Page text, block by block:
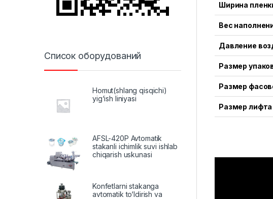
Ширина
Вес
Давление
Размер
Размер
Размер лифта
Список оборудований
Homut(shlang qisqichi)
yig‘ish liniyasi
AFSL-420P Avtomatik
stakanli ichimlik suvi ishlab
chiqarish uskunasi
Konfetlarni stakanga
avtomatik to‘ldirish va